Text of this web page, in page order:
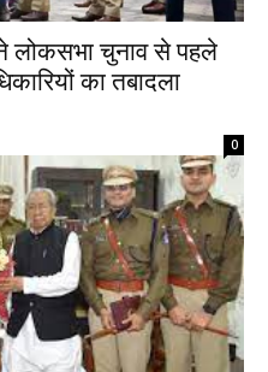
लोकसभा चुनाव से पहले
का तबादला
0